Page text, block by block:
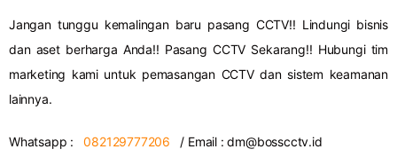
Jangan tunggu kemalingan baru pasang CCTV!! Lindungi bisnis
dan aset berharga Anda!! Pasang CCTV Sekarang!! Hubungi tim
marketing kami untuk pemasangan CCTV dan sistem keamanan
lainnya.
Whatsapp :082129777206 / Email :dm@bosscctv.id